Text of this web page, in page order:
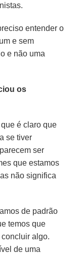
entender o
e sem
e não uma
os
é claro que
se tiver
ser
que estamos
não significa
de padrão
temos que
algo.
de uma